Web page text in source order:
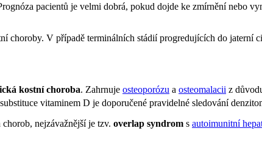
pacientů je velmi dobrá, pokud dojde ke zmírnění nebo
choroby. V případě terminálních stádií progredujících do jaterní
kostní choroba. Zahrnuje osteoporózu a osteomalacii z
vitaminem D je doporučené pravidelné sledování
nejzávažnější je tzv. overlap syndrom s autoimunitní